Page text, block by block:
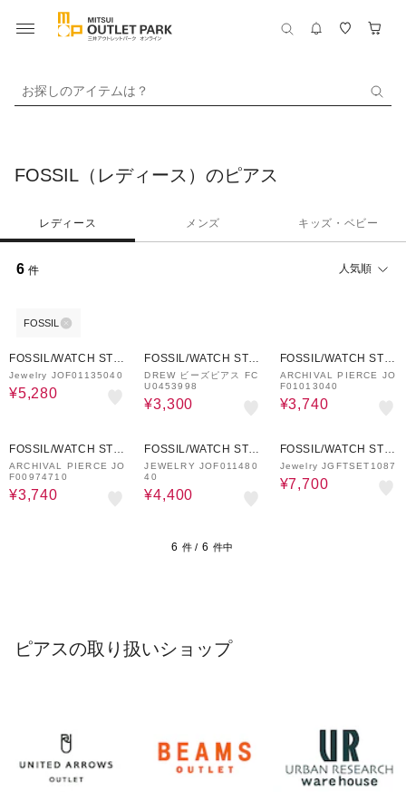
お探しのアイテムは？
FOSSIL（レディース）のピアス
レディース メンズ キッズ・ベビー
6 件 人気順
FOSSIL
FOSSIL/WATCH STAT
ION INTERNATIONAL
Jewelry JOF01135040
¥5,280
FOSSIL/WATCH STAT
ION INTERNATIONAL
DREW ビーズピアス FC
U0453998
¥3,300
FOSSIL/WATCH STAT
ION INTERNATIONAL
ARCHIVAL PIERCE JO
F01013040
¥3,740
FOSSIL/WATCH STAT
ION INTERNATIONAL
ARCHIVAL PIERCE JO
F00974710
¥3,740
FOSSIL/WATCH STAT
ION INTERNATIONAL
JEWELRY JOF011480
40
¥4,400
FOSSIL/WATCH STAT
ION INTERNATIONAL
Jewelry JGFTSET1087
¥7,700
6 件 / 6 件中
ピアスの取り扱いショップ